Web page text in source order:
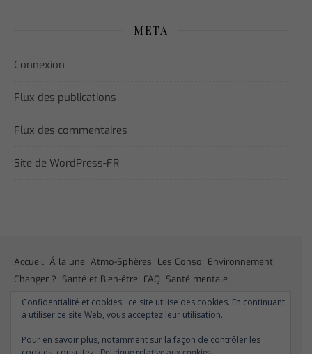
META
Connexion
Flux des publications
Flux des commentaires
Site de WordPress-FR
Accueil Á la une Atmo-Sphères Les Conso Environnement
Changer ? Santé et Bien-être FAQ Santé mentale
Plus de liberté
Plus d’argent Meilleur sommeil
Meilleur coeur
Meilleur souffle Meilleure fertilité
Meilleure vie sexuelle
Moins de pollution
Confidentialité et cookies : ce site utilise des cookies. En continuant
à utiliser ce site Web, vous acceptez leur utilisation.
Pour en savoir plus, notamment sur la façon de contrôler les